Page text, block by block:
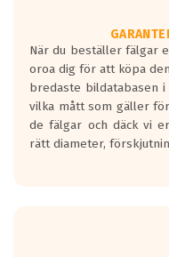
Vid körning i över
rullmotståndets ljud
motorljudet.
På däckmärkningen
en symbol av ett däck
bullernivå markeras
medans de vita
ett tyst däck.
regelverket som
Ett däck med två svarta
När du beställer fälgar
oroa dig för att köpa
bredaste bildatabasen
vilka mått som gäller
de fälgar och däck vi
rätt diameter,